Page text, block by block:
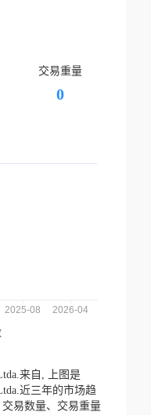
交易重量
0
来自,
上图是
近三年的市场趋
易数量、交易重量